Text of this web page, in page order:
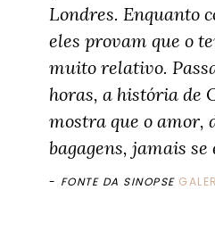
Londres. Enquanto
eles provam que o
muito relativo.
horas, a história de
mostra que o amor,
bagagens, jamais
FONTE DA SINOPSE